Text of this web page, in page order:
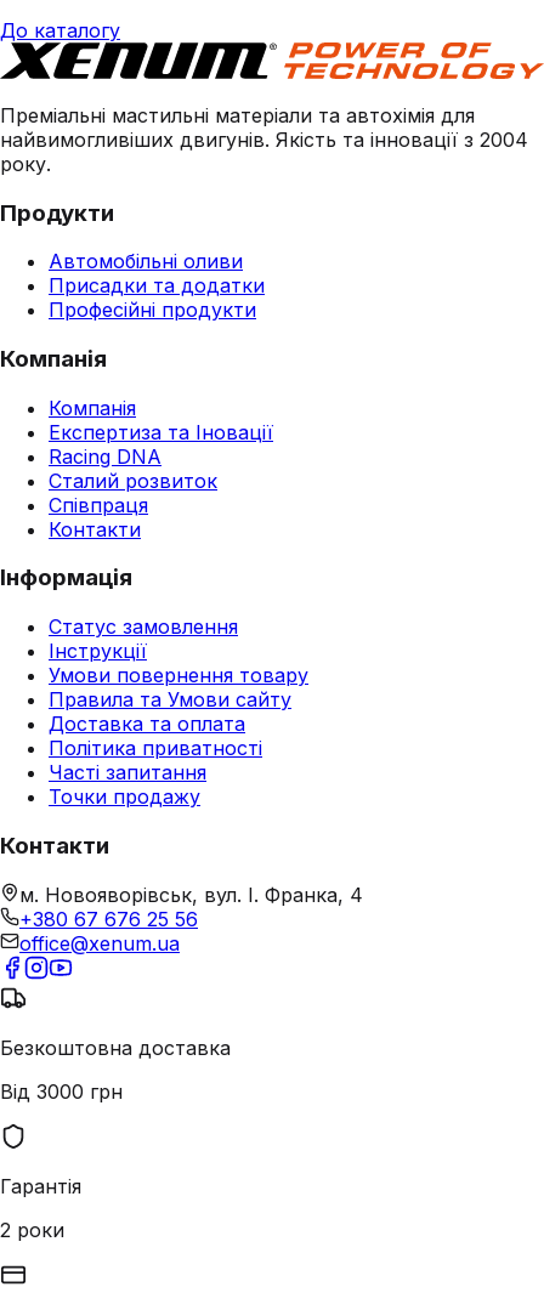
До каталогу
Преміальні мастильні матеріали та автохімія для
найвимогливіших двигунів. Якість та інновації з 2004
року.
Продукти
Автомобільні оливи
Присадки та додатки
Професійні продукти
Компанія
Компанія
Експертиза та Іновації
Racing DNA
Сталий розвиток
Співпраця
Контакти
Інформація
Статус замовлення
Інструкції
Умови повернення товару
Правила та Умови сайту
Доставка та оплата
Політика приватності
Часті запитання
Точки продажу
Контакти
м. Новояворівськ, вул. І. Франка, 4
+380 67 676 25 56
office@xenum.ua
Безкоштовна доставка
Від 3000 грн
Гарантія
2 роки